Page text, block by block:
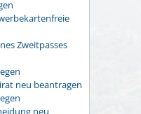
Zweitpasses
neu beantragen
neu